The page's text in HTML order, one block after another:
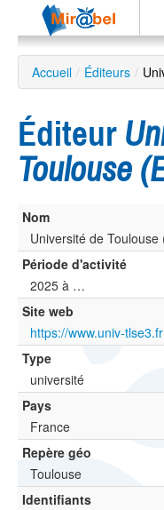
Le réseau
Soutien
Listes
Recherche
avancée
EN
ES
?
Accueil / Éditeurs /
Éditeur
Toulouse
Nom
Université de Toulouse
Période d'activité
2025 à …
Site web
https://www.univ-tlse3.fr
Type
université
Pays
France
Repère géo
Toulouse
Identifiants